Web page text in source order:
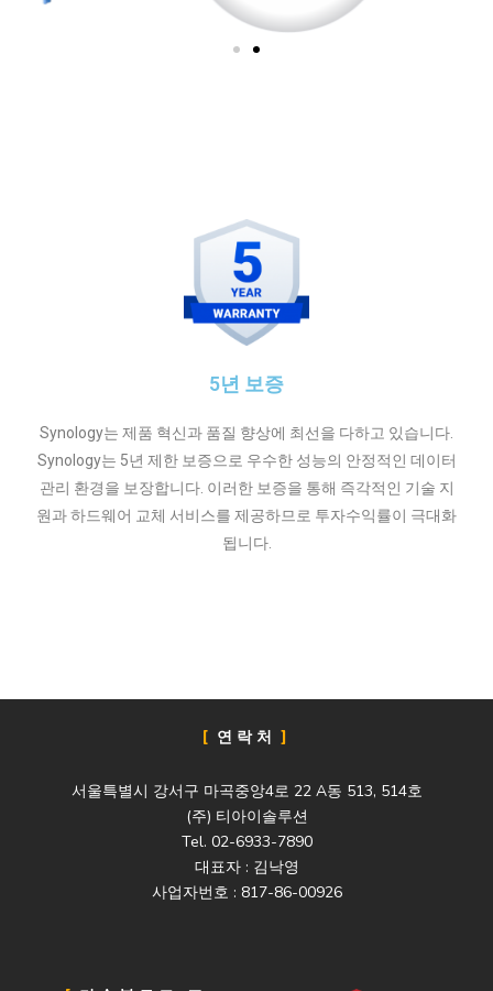
5년 보증
Synology는 제품 혁신과 품질 향상에 최선을 다하고 있습니다.
Synology는 5년 제한 보증으로 우수한 성능의 안정적인 데이터
관리 환경을 보장합니다. 이러한 보증을 통해 즉각적인 기술 지
원과 하드웨어 교체 서비스를 제공하므로 투자수익률이 극대화
됩니다.
연락처
서울특별시 강서구 마곡중앙4로 22 A동 513, 514호
(주) 티아이솔루션
Tel. 02-6933-7890
대표자 : 김낙영
사업자번호 : 817-86-00926